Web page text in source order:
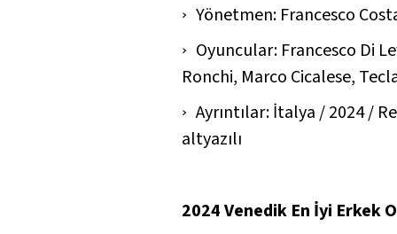
Yönetmen: Francesco
Oyuncular: Francesco Di
Ronchi, Marco Cicalese,
Ayrıntılar: İtalya / 2024 /
altyazılı
2024 Venedik En İyi Erkek